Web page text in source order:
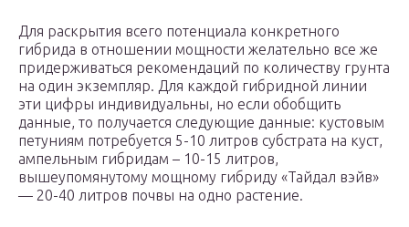
Для раскрытия всего потенциала конкретного
гибрида в отношении мощности желательно все же
придерживаться рекомендаций по количеству грунта
на один экземпляр. Для каждой гибридной линии
эти цифры индивидуальны, но если обобщить
данные, то получается следующие данные: кустовым
петуниям потребуется 5-10 литров субстрата на куст,
ампельным гибридам – 10-15 литров,
вышеупомянутому мощному гибриду «Тайдал вэйв»
— 20-40 литров почвы на одно растение.